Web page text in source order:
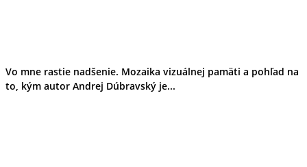
Vo mne rastie nadšenie. Mozaika vizuálnej pamäti a pohľad na
to, kým autor Andrej Dúbravský je...